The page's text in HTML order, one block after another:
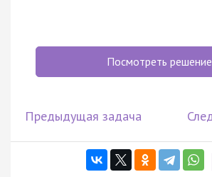
Посмотреть решение
Предыдущая задача